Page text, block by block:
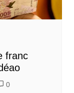
franc
0